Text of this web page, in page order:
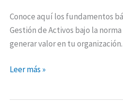
Conoce aquí los fundamentos
Gestión de Activos bajo la norma
generar valor en tu organización.
Leer más »